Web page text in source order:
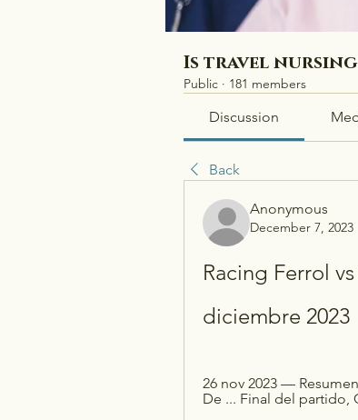
Is travel
Public · 181 members
Discussion
Back
Anonymous
December 7, 2023
Racing Ferrol
diciembre 2023
26 nov 2023 —
De ... Final del partido,